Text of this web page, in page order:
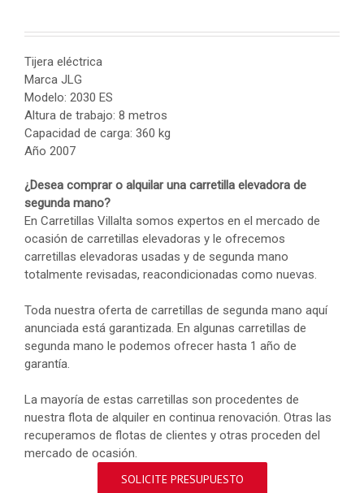
Tijera eléctrica
Marca JLG
Modelo: 2030 ES
Altura de trabajo: 8 metros
Capacidad de carga: 360 kg
Año 2007
¿Desea comprar o alquilar una carretilla elevadora de
segunda mano?
En Carretillas Villalta somos expertos en el mercado de
ocasión de carretillas elevadoras y le ofrecemos
carretillas elevadoras usadas y de segunda mano
totalmente revisadas, reacondicionadas como nuevas.
Toda nuestra oferta de carretillas de segunda mano aquí
anunciada está garantizada. En algunas carretillas de
segunda mano le podemos ofrecer hasta 1 año de
garantía.
La mayoría de estas carretillas son procedentes de
nuestra flota de alquiler en continua renovación. Otras las
recuperamos de flotas de clientes y otras proceden del
mercado de ocasión.
SOLICITE PRESUPUESTO